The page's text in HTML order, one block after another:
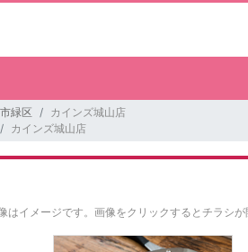
緑区
カインズ城山店
カインズ城山店
はイメージです。 画像をクリックするとチラシが